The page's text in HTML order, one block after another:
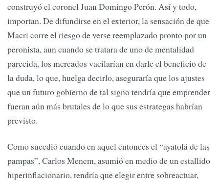
construyó el coronel Juan Domingo Perón. Así y todo,
importan. De difundirse en el exterior, la sensación de que
Macri corre el riesgo de verse reemplazado pronto por un
peronista, aun cuando se tratara de uno de mentalidad
parecida, los mercados vacilarían en darle el beneficio de
la duda, lo que, huelga decirlo, aseguraría que los ajustes
que un futuro gobierno de tal signo tendría que emprender
fueran aún más brutales de lo que sus estrategas habrían
previsto.
Como sucedió cuando en aquel entonces el “ayatolá de las
pampas”, Carlos Menem, asumió en medio de un estallido
hiperinflacionario, tendría que elegir entre sobreactuar,